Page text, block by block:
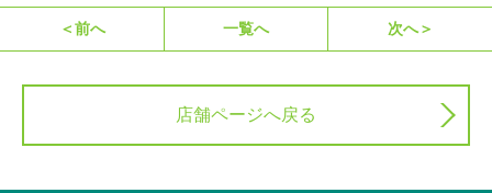
＜前へ 一覧へ 次へ＞
店舗ページへ戻る